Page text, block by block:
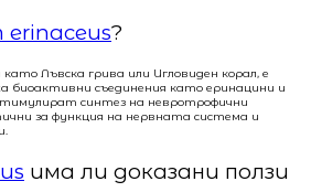
erinaceus?
като Лъвска грива или Игловиден корал, е
биоактивни съединения като еринацини и
синтез на невротрофични
за функция на нервната система и
има ли доказани ползи